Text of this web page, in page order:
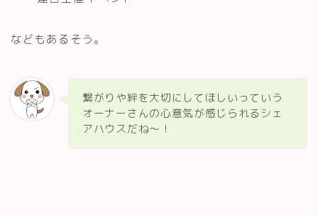
などもあるそう。
繋がりや絆を大切にしてほしいっていう
オーナーさんの心意気が感じられるシェ
アハウスだね～！